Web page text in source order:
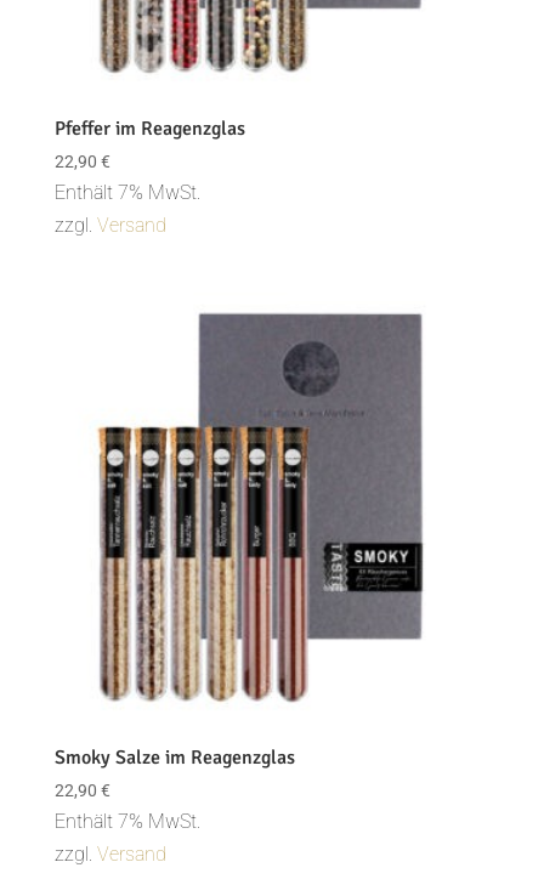
Pfeffer im Reagenzglas
22,90 €
Enthält 7% MwSt.
zzgl. Versand
Smoky Salze im Reagenzglas
22,90 €
Enthält 7% MwSt.
zzgl. Versand